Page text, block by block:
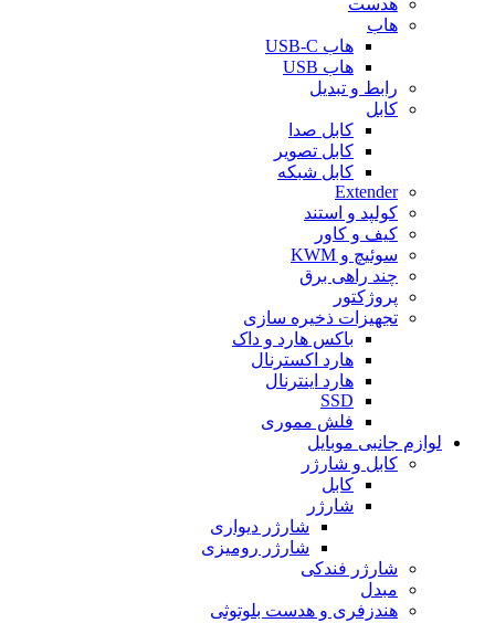
هدست
هاب
هاب USB-C
هاب USB
رابط و تبدیل
کابل
کابل صدا
کابل تصویر
کابل شبکه
Extender
کولپد و استند
کیف و کاور
سوئیچ و KWM
چند راهی برق
پروژکتور
تجهیزات ذخیره سازی
باکس هارد و داک
هارد اکسترنال
هارد اینترنال
SSD
فلش مموری
لوازم جانبی موبایل
کابل و شارژر
کابل
شارژر
شارژر دیواری
شارژر رومیزی
شارژر فندکی
مبدل
هندزفری و هدست بلوتوثی